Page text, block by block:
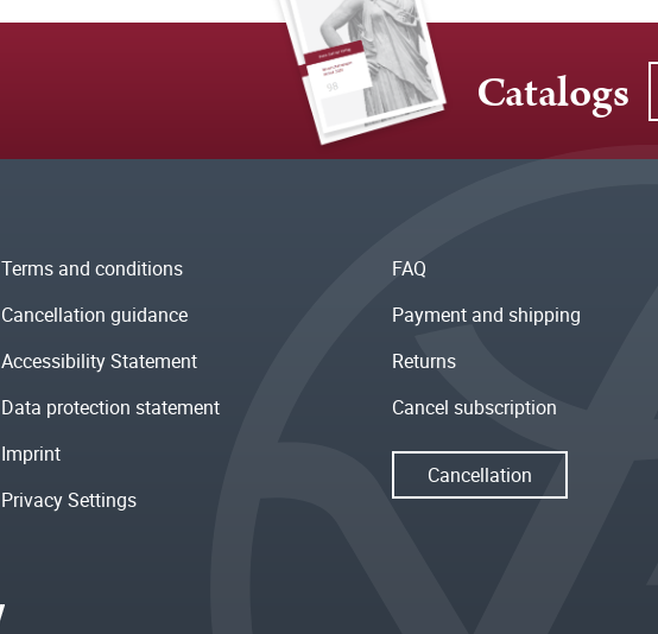
Catalogs
Terms and conditions
Cancellation guidance
Accessibility Statement
Data protection statement
Imprint
Privacy Settings
FAQ
Payment and shipping
Returns
Cancel subscription
Cancellation